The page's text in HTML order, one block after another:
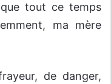
tout ce temps
ma mère
de danger,